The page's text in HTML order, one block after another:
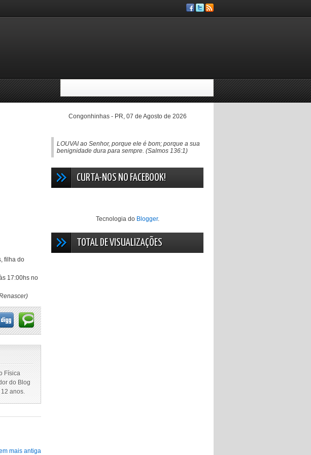
filha do
17:00hs no
Física
do Blog
anos.
mais antiga
Congonhinhas - PR, 07 de Agosto de 2026
LOUVAI ao Senhor, porque ele é bom; porque a sua
benignidade dura para sempre. (Salmos 136:1)
CURTA-NOS NO FACEBOOK!
Tecnologia do Blogger.
TOTAL DE VISUALIZAÇÕES